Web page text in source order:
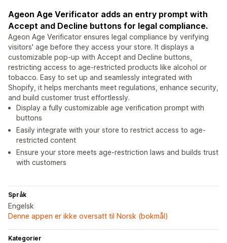
Ageon Age Verificator adds an entry prompt with
Accept and Decline buttons for legal compliance.
Ageon Age Verificator ensures legal compliance by verifying
visitors' age before they access your store. It displays a
customizable pop-up with Accept and Decline buttons,
restricting access to age-restricted products like alcohol or
tobacco. Easy to set up and seamlessly integrated with
Shopify, it helps merchants meet regulations, enhance security,
and build customer trust effortlessly.
Display a fully customizable age verification prompt with
buttons
Easily integrate with your store to restrict access to age-
restricted content
Ensure your store meets age-restriction laws and builds trust
with customers
Språk
Engelsk
Denne appen er ikke oversatt til Norsk (bokmål)
Kategorier